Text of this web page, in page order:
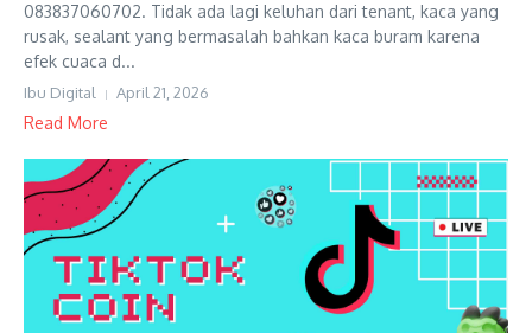
083837060702. Tidak ada lagi keluhan dari tenant, kaca yang
rusak, sealant yang bermasalah bahkan kaca buram karena
efek cuaca d...
Ibu Digital April 21, 2026
Read More